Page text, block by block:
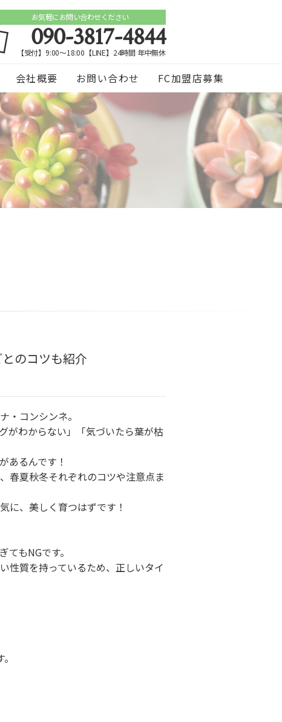
お気軽にお問い合わせください
090-3817-4844
【受付】9:00～18:00【LINE】24時間 年中無休
会社概要 お問い合わせ FC加盟店募集
のコツも紹介
・コンシンネ。
がわからない」「気づいたら葉が枯
あるんです！
春夏秋冬それぞれのコツや注意点ま
に、美しく育つはずです！
もNGです。
性質を持っているため、正しいタイ